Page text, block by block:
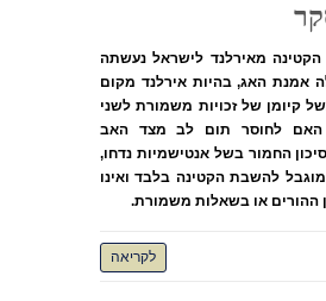
מאירלנד לישראל נעשתה
אמנת האג, בהיות אירלנד מקום
קיומן של זכויות משמורת לשני
האם לחוסר תום לב מצד האב
החמור בשל אנטישמיות נדחו,
להשבת הקטינה בלבד ואינו
ההורים או בשאלות משמורת.
לקריאה